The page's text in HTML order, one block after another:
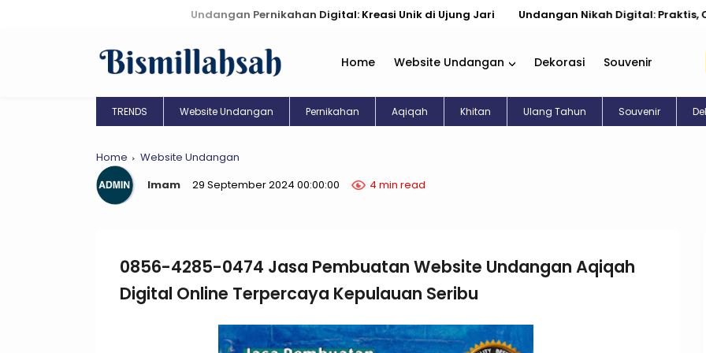
Undangan Pernikahan Digital: Kreasi Unik di Ujung Jari Undangan Nikah Digital: Praktis, Cantik, &
Home Website Undangan Dekorasi Souvenir
TRENDS Website Undangan Pernikahan Aqiqah Khitan Ulang Tahun Souvenir
Home
Website Undangan
Imam
29 September 2024 00:00:00 4 min read
0856-4285-0474 Jasa Pembuatan Website Undangan Aqiqah
Digital Online Terpercaya Kepulauan Seribu